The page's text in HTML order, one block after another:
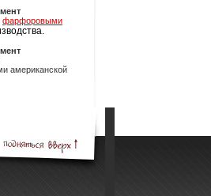
фарфоровыми
американской